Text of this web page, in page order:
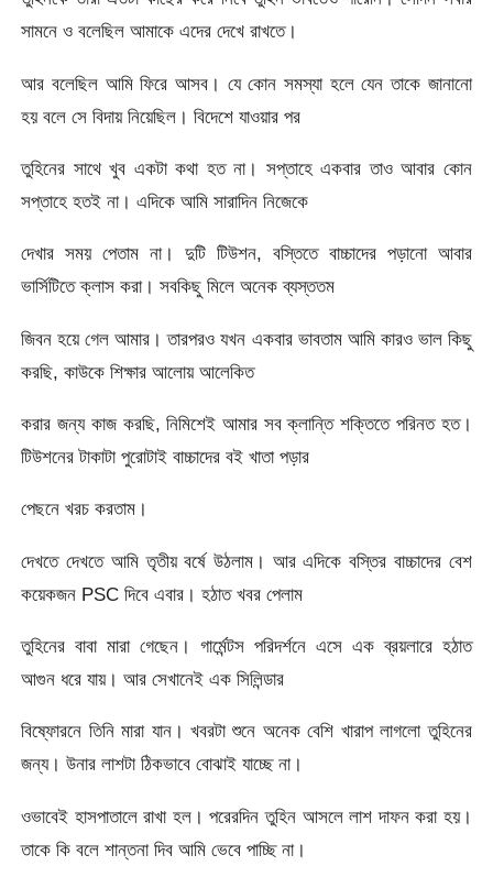
সামনে ও বলেছিল আমাকে এদের দেখে রাখতে।
আর বলেছিল আমি ফিরে আসব। যে কোন সমস্যা হলে যেন তাকে জানানো
হয় বলে সে বিদায় নিয়েছিল। বিদেশে যাওয়ার পর
তুহিনের সাথে খুব একটা কথা হত না। সপ্তাহে একবার তাও আবার কোন
সপ্তাহে হতই না। এদিকে আমি সারাদিন নিজেকে
দেখার সময় পেতাম না। দুটি টিউশন, বস্তিতে বাচ্চাদের পড়ানো আবার
ভার্সিটিতে ক্লাস করা। সবকিছু মিলে অনেক ব্যস্ততম
জিবন হয়ে গেল আমার। তারপরও যখন একবার ভাবতাম আমি কারও ভাল কিছু
করছি, কাউকে শিক্ষার আলোয় আলেকিত
করার জন্য কাজ করছি, নিমিশেই আমার সব ক্লান্তি শক্তিতে পরিনত হত।
টিউশনের টাকাটা পুরোটাই বাচ্চাদের বই খাতা পড়ার
পেছনে খরচ করতাম।
দেখতে দেখতে আমি তৃতীয় বর্ষে উঠলাম। আর এদিকে বস্তির বাচ্চাদের বেশ
কয়েকজন PSC দিবে এবার। হঠাত খবর পেলাম
তুহিনের বাবা মারা গেছেন। গার্মেন্টস পরিদর্শনে এসে এক ব্রয়লারে হঠাত
আগুন ধরে যায়। আর সেখানেই এক সিলিন্ডার
বিষ্ফোরনে তিনি মারা যান। খবরটা শুনে অনেক বেশি খারাপ লাগলো তুহিনের
জন্য। উনার লাশটা ঠিকভাবে বোঝাই যাচ্ছে না।
ওভাবেই হাসপাতালে রাখা হল। পরেরদিন তুহিন আসলে লাশ দাফন করা হয়।
তাকে কি বলে শান্তনা দিব আমি ভেবে পাচ্ছি না।